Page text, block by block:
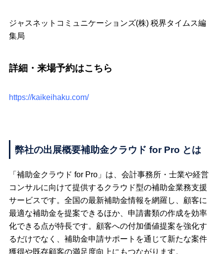
ジャスネットコミュニケーションズ(株) 税界タイムス編
集局
詳細・来場予約はこちら
https://kaikeihaku.com/
弊社の出展概要補助金クラウド for Pro とは
「補助金クラウド for Pro」は、会計事務所・士業や経営
コンサルに向けて提供するクラウド型の補助金業務支援
サービスです。全国の最新補助金情報を網羅し、顧客に
最適な補助金を提案できるほか、申請書類の作成を効率
化できる点が特長です。顧客への付加価値提案を強化す
るだけでなく、補助金申請サポートを通じて新たな案件
獲得や既存顧客の満足度向上にもつながります。